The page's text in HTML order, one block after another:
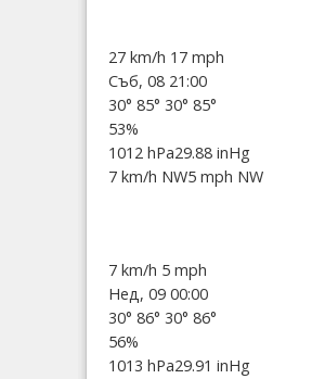
27 km/h 17 mph
Съб, 08 21:00
30° 85° 30° 85°
53%
1012 hPa29.88 inHg
7 km/h NW5 mph NW
7 km/h 5 mph
Нед, 09 00:00
30° 86° 30° 86°
56%
1013 hPa29.91 inHg